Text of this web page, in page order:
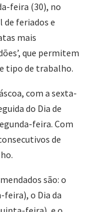
feira (30), no
de feriados e
mais
que permitem
tipo de trabalho.
com a sexta-
do Dia de
feira. Com
de
são: o
feira), o Dia da